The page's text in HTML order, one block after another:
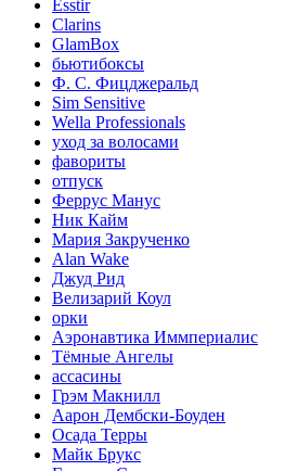
Esstir
Clarins
GlamBox
бьютибоксы
Ф. С. Фицджеральд
Sim Sensitive
Wella Professionals
уход за волосами
фавориты
отпуск
Феррус Манус
Ник Кайм
Мария Закрученко
Alan Wake
Джуд Рид
Велизарий Коул
орки
Аэронавтика Иммпериалис
Тёмные Ангелы
ассасины
Грэм Макнилл
Аарон Дембски-Боуден
Осада Терры
Майк Брукс